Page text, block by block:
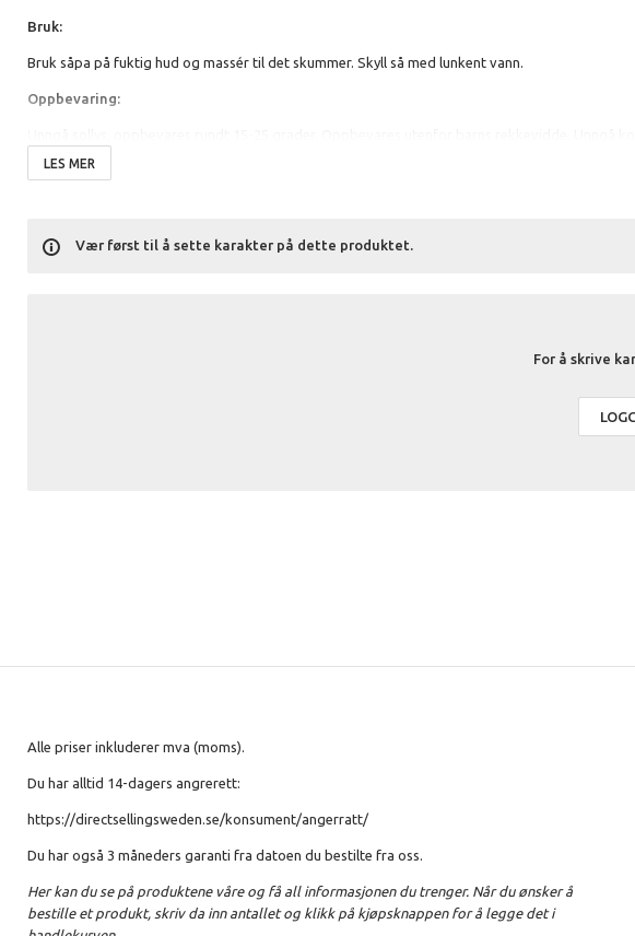
Bruk:
Bruk såpa på fuktig hud og massér til det skummer. Skyll så med lunkent vann.
Oppbevaring:
Ingredienser:
LES MER
For å skrive
Vær først til å sette karakter på dette produktet.
Alle priser inkluderer mva (moms).
Du har alltid 14-dagers angrerett:
https://directsellingsweden.se/konsument/angerratt/
Du har også 3 måneders garanti fra datoen du bestilte fra oss.
Her kan du se på produktene våre og få all informasjonen du trenger. Når du ønsker å
bestille et produkt, skriv da inn antallet og klikk på kjøpsknappen for å legge det i